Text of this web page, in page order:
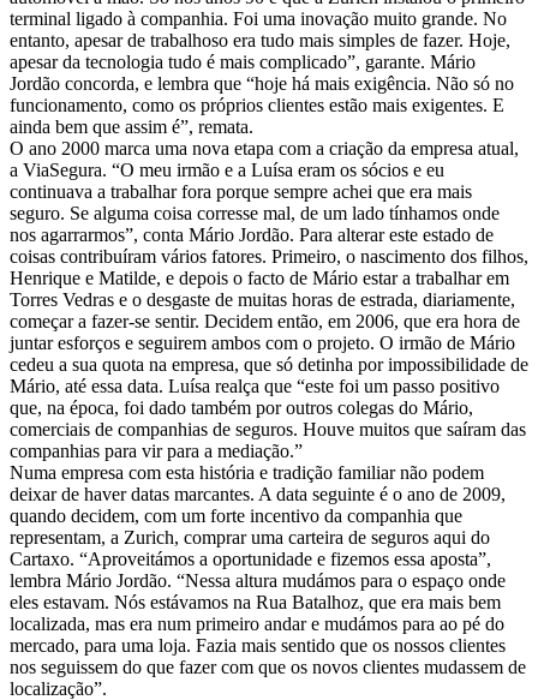
terminal ligado à companhia. Foi uma inovação muito grande. No
entanto, apesar de trabalhoso era tudo mais simples de fazer. Hoje,
apesar da tecnologia tudo é mais complicado”, garante. Mário
Jordão concorda, e lembra que “hoje há mais exigência. Não só no
funcionamento, como os próprios clientes estão mais exigentes. E
ainda bem que assim é”, remata.
O ano 2000 marca uma nova etapa com a criação da empresa atual,
a ViaSegura. “O meu irmão e a Luísa eram os sócios e eu
continuava a trabalhar fora porque sempre achei que era mais
seguro. Se alguma coisa corresse mal, de um lado tínhamos onde
nos agarrarmos”, conta Mário Jordão. Para alterar este estado de
coisas contribuíram vários fatores. Primeiro, o nascimento dos filhos,
Henrique e Matilde, e depois o facto de Mário estar a trabalhar em
Torres Vedras e o desgaste de muitas horas de estrada, diariamente,
começar a fazer-se sentir. Decidem então, em 2006, que era hora de
juntar esforços e seguirem ambos com o projeto. O irmão de Mário
cedeu a sua quota na empresa, que só detinha por impossibilidade de
Mário, até essa data. Luísa realça que “este foi um passo positivo
que, na época, foi dado também por outros colegas do Mário,
comerciais de companhias de seguros. Houve muitos que saíram das
companhias para vir para a mediação.”
Numa empresa com esta história e tradição familiar não podem
deixar de haver datas marcantes. A data seguinte é o ano de 2009,
quando decidem, com um forte incentivo da companhia que
representam, a Zurich, comprar uma carteira de seguros aqui do
Cartaxo. “Aproveitámos a oportunidade e fizemos essa aposta”,
lembra Mário Jordão. “Nessa altura mudámos para o espaço onde
eles estavam. Nós estávamos na Rua Batalhoz, que era mais bem
localizada, mas era num primeiro andar e mudámos para ao pé do
mercado, para uma loja. Fazia mais sentido que os nossos clientes
nos seguissem do que fazer com que os novos clientes mudassem de
localização”.